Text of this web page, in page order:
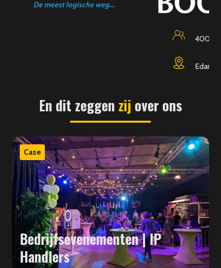
En dit zeggen zij over ons
Case
Bedrijfsevenementen | IP
Handlers